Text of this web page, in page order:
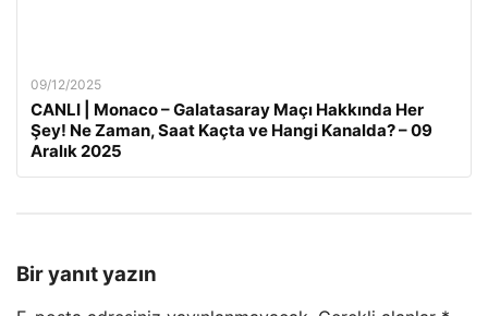
09/12/2025
CANLI | Monaco – Galatasaray Maçı Hakkında Her
Şey! Ne Zaman, Saat Kaçta ve Hangi Kanalda? – 09
Aralık 2025
Bir yanıt yazın